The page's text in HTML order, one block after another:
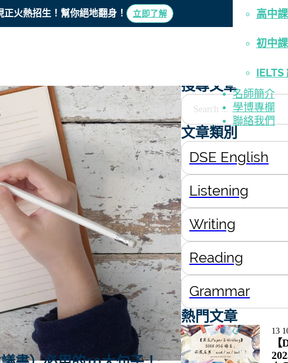
火熱招生！ 幫你絕地翻身！ 立即了解 高中
初中
IELTS
名師簡介
學博專欄
聯絡我們
欄-Paper 2
搜尋文章
Search ...
文章類別
DSE English
Listening
Writing
Reading
Grammar
熱門文章
13